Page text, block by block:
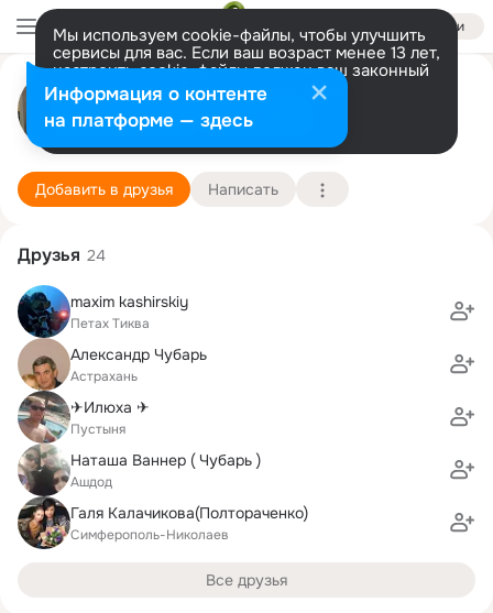
Войти
Мы используем cookie-файлы, чтобы улучшить
сервисы для вас. Если ваш возраст менее 13 лет,
настроить cookie-файлы должен ваш законный
представитель. Больше информации
Разрешить все Настроить
Слава Чубарь
Израиль
26 июля (48 лет)
Школа "Мевоот Ям-Михморет"Подробнее
Добавить в друзья Написать
Друзья 24
maxim kashirskiy
Петах Тиква
Александр Чубарь
Астрахань
✈Илюха ✈
Пустыня
Наташа Ваннер ( Чубарь )
Ашдод
Галя Калачикова(Полтораченко)
Симферополь-Николаев
Все друзья
Информация о контенте
на платформе — здесь